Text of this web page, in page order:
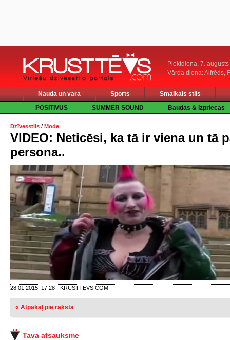
Piektdiena, 7. augusts
Vārda diena: Alfrēds,
Nauda un vara Sports
Smalkais stils
POSITIVUS
SUMMER SOUND Baudas & izpriecas
Dzīvesstils /Mode
VIDEO: Neticēsi, ka tā ir viena un tā
persona..
28.01.2015. 17:28 · KRUSTTEVS.COM
« Atpakaļ pie raksta
Tava atsauksme